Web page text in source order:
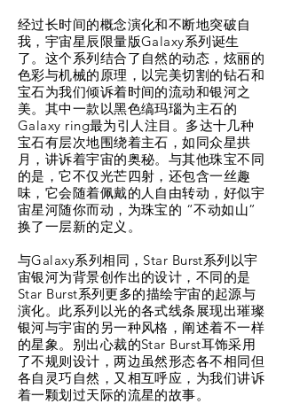
经过长时间的概念演化和不断地突破自
我，宇宙星辰限量版Galaxy系列诞生
了。这个系列结合了自然的动态，炫丽的
色彩与机械的原理，以完美切割的钻石和
宝石为我们倾诉着时间的流动和银河之
美。其中一款以黑色缟玛瑙为主石的
Galaxy ring最为引人注目。多达十几种
宝石有层次地围绕着主石，如同众星拱
月，讲诉着宇宙的奥秘。与其他珠宝不同
的是，它不仅光芒四射，还包含一丝趣
味，它会随着佩戴的人自由转动，好似宇
宙星河随你而动，为珠宝的 “不动如山”
换了一层新的定义。
与Galaxy系列相同，Star Burst系列以宇
宙银河为背景创作出的设计，不同的是
Star Burst系列更多的描绘宇宙的起源与
演化。此系列以光的各式线条展现出璀璨
银河与宇宙的另一种风格，阐述着不一样
的星象。别出心裁的Star Burst耳饰采用
了不规则设计，两边虽然形态各不相同但
各自灵巧自然，又相互呼应，为我们讲诉
着一颗划过天际的流星的故事。